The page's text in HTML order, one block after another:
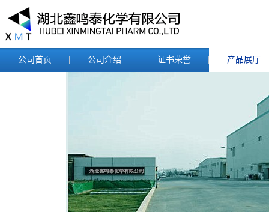
公司首页 公司介绍 证书荣誉 产品展厅